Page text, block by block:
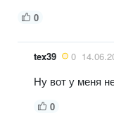
0
tex39 0
Ну вот у меня
0